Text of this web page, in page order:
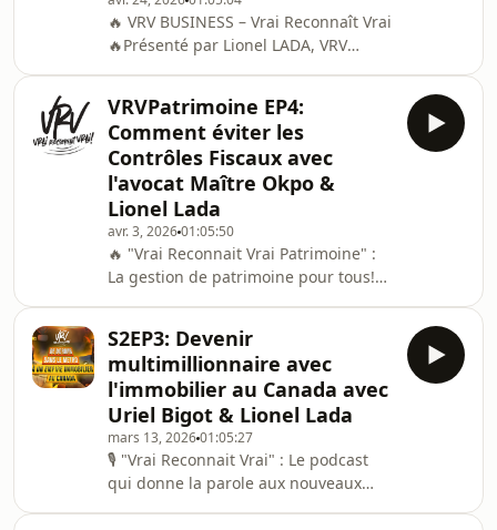
etc ... Ici, ce sont des self-made men
et women qui cassent les codes. 🌟
Issus de la diversité, des quartiers
populaires ou d
🔥 VRV BUSINESS – Vrai Reconnaît Vrai
🔥Présenté par Lionel LADA, VRV
font réellement le
business.Entrepreneurs, dirigeants,
investisseurs, profils inspirants : ici,
on parle vrai, sans filtre et sans
langue de bois.🎙️ Le conceptUn face-à-
face authentique pour décrypter :👉
les parcours entrepreneuriaux👉 les
réussites comme l
VRVPatrimoine EP4:
Comment éviter les
Contrôles Fiscaux avec
l'avocat Maître Okpo &
Lionel Lada
avr. 3, 202601:05:50
🔥 "Vrai Reconnait Vrai Patrimoine" :
La gestion de patrimoine pour tous!
Patrimoine prend la forme d’un
podcast unique qui réunit autour de
la table un entrepreneur, un banquier
issu de la banque privée et un
étudiant en école de commerce. Le
but du podcast : démocratiser le
développement de son patrimoine et
de son busines
S2EP3: Devenir
multimillionnaire avec
l'immobilier au Canada avec
Uriel Bigot & Lionel Lada
mars 13, 202601:05:27
🎙 "Vrai Reconnait Vrai" : Le podcast
qui donne la parole aux nouveaux